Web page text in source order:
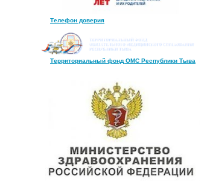
Телефон доверия
Территориальный фонд ОМС Республики Тыва